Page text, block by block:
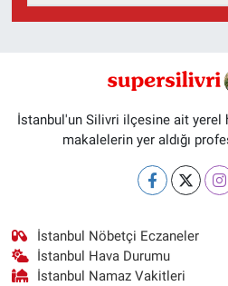
İstanbul'un Silivri ilçesine ait yerel
makalelerin yer aldığı
İstanbul Nöbetçi Eczaneler
İstanbul Hava Durumu
İstanbul Namaz Vakitleri